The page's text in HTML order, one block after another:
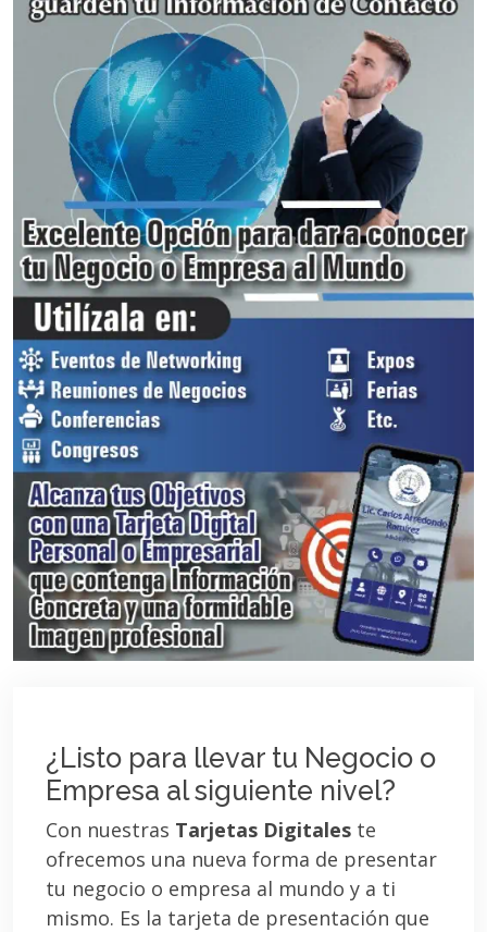
¿Listo para llevar tu Negocio o
Empresa al siguiente nivel?
Con nuestras Tarjetas Digitales te
ofrecemos una nueva forma de presentar
tu negocio o empresa al mundo y a ti
mismo. Es la tarjeta de presentación que